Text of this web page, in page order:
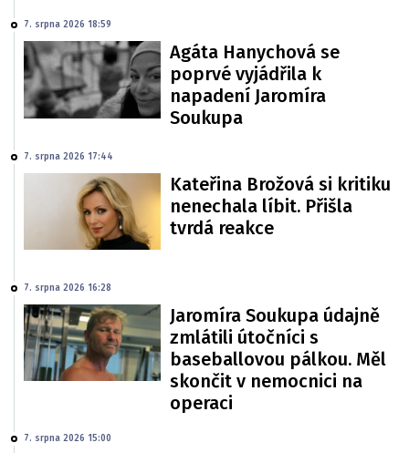
7. srpna 2026 18:59
Agáta Hanychová se
poprvé vyjádřila k
napadení Jaromíra
Soukupa
7. srpna 2026 17:44
Kateřina Brožová si kritiku
nenechala líbit. Přišla
tvrdá reakce
7. srpna 2026 16:28
Jaromíra Soukupa údajně
zmlátili útočníci s
baseballovou pálkou. Měl
skončit v nemocnici na
operaci
7. srpna 2026 15:00